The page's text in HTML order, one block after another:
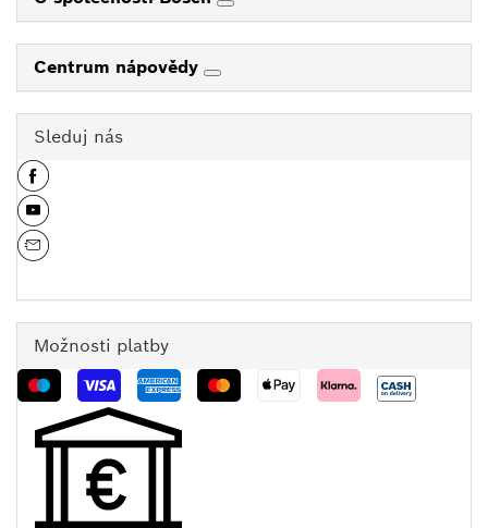
Centrum nápovědy
Sleduj nás
Možnosti platby